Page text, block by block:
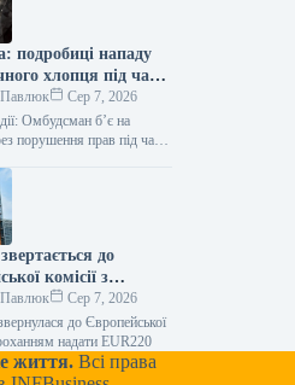
подробиці нападу
хлопця під час
омбудсмен
реагує
Сер 7, 2026
Омбудсман б’є на
порушення прав під час
19-річним юнаком в Одесі,
до
комісії з
про виділення 220
євро для допомоги
у зв’язку з
Сер 7, 2026
до Європейської
надати EUR220
життя. Всі права